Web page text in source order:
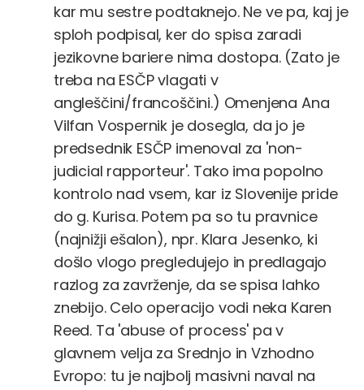
kar mu sestre podtaknejo. Ne ve pa, kaj je
sploh podpisal, ker do spisa zaradi
jezikovne bariere nima dostopa. (Zato je
treba na ESČP vlagati v
angleščini/francoščini.) Omenjena Ana
Vilfan Vospernik je dosegla, da jo je
predsednik ESČP imenoval za 'non-
judicial rapporteur'. Tako ima popolno
kontrolo nad vsem, kar iz Slovenije pride
do g. Kurisa. Potem pa so tu pravnice
(najnižji ešalon), npr. Klara Jesenko, ki
došlo vlogo pregledujejo in predlagajo
razlog za zavrženje, da se spisa lahko
znebijo. Celo operacijo vodi neka Karen
Reed. Ta 'abuse of process' pa v
glavnem velja za Srednjo in Vzhodno
Evropo: tu je najbolj masivni naval na